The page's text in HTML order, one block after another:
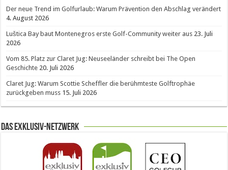
Der neue Trend im Golfurlaub: Warum Prävention den Abschlag verändert
4. August 2026
Luštica Bay baut Montenegros erste Golf-Community weiter aus 23. Juli
2026
Vom 85. Platz zur Claret Jug: Neuseeländer schreibt bei The Open
Geschichte 20. Juli 2026
Claret Jug: Warum Scottie Scheffler die berühmteste Golftrophäe
zurückgeben muss 15. Juli 2026
Das Exklusiv-Netzwerk